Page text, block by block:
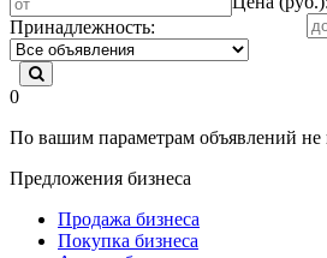
Принадлежность:
0
По вашим параметрам объявлений не
Предложения бизнеса
Продажа бизнеса
Покупка бизнеса